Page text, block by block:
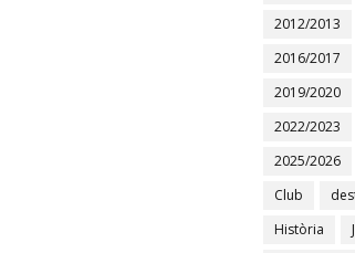
2012/2013
2016/2017
2019/2020
2022/2023
2025/2026
Club
Història